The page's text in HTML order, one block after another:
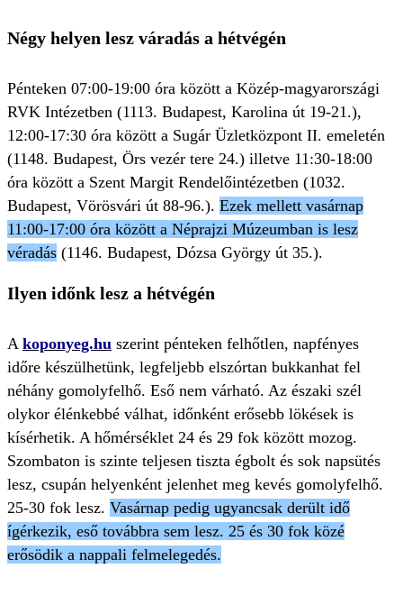
Négy helyen lesz váradás a hétvégén
Pénteken 07:00-19:00 óra között a Közép-magyarországi
RVK Intézetben (1113. Budapest, Karolina út 19-21.),
12:00-17:30 óra között a Sugár Üzletközpont II. emeletén
(1148. Budapest, Örs vezér tere 24.) illetve 11:30-18:00
óra között a Szent Margit Rendelőintézetben (1032.
Budapest, Vörösvári út 88-96.). Ezek mellett vasárnap
11:00-17:00 óra között a Néprajzi Múzeumban is lesz
véradás (1146. Budapest, Dózsa György út 35.).
Ilyen időnk lesz a hétvégén
A koponyeg.hu szerint pénteken felhőtlen, napfényes
időre készülhetünk, legfeljebb elszórtan bukkanhat fel
néhány gomolyfelhő. Eső nem várható. Az északi szél
olykor élénkebbé válhat, időnként erősebb lökések is
kísérhetik. A hőmérséklet 24 és 29 fok között mozog.
Szombaton is szinte teljesen tiszta égbolt és sok napsütés
lesz, csupán helyenként jelenhet meg kevés gomolyfelhő.
25-30 fok lesz. Vasárnap pedig ugyancsak derült idő
ígérkezik, eső továbbra sem lesz. 25 és 30 fok közé
erősödik a nappali felmelegedés.